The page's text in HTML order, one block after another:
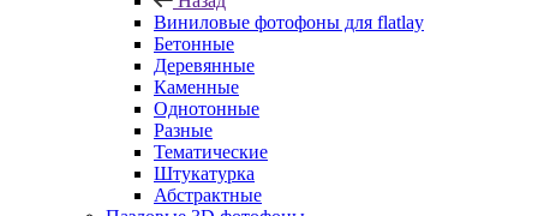
Виниловые фотофоны для flatlay
Бетонные
Деревянные
Каменные
Однотонные
Разные
Тематические
Штукатурка
Абстрактные